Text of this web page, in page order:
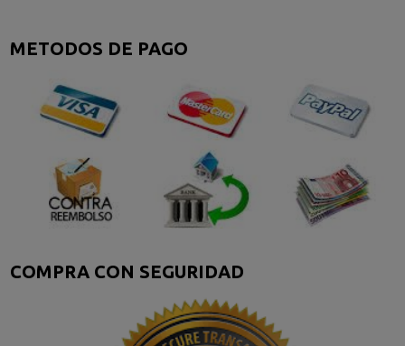
METODOS DE PAGO
COMPRA CON SEGURIDAD